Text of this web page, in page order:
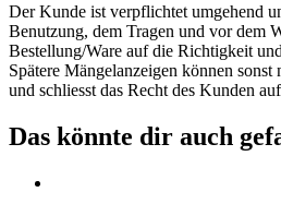
Der Kunde ist verpflichtet umgehend
Benutzung, dem Tragen und vor dem
Bestellung/Ware auf die Richtigkeit
Spätere Mängelanzeigen können
und schliesst das Recht des Kunden
Das könnte dir auch